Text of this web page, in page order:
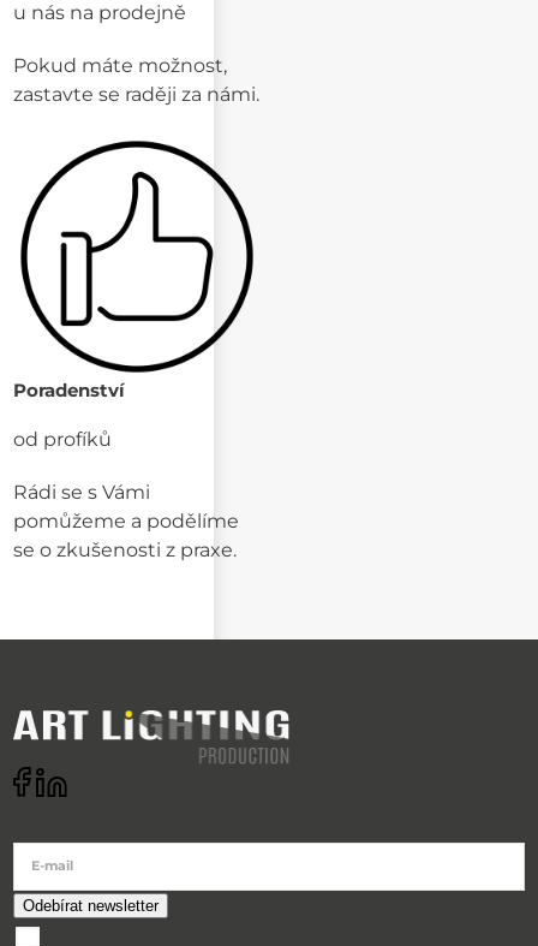
u nás na prodejně
Pokud máte možnost,
zastavte se raději za námi.
Poradenství
od profíků
Rádi se s Vámi
pomůžeme a podělíme
se o zkušenosti z praxe.
E-mail